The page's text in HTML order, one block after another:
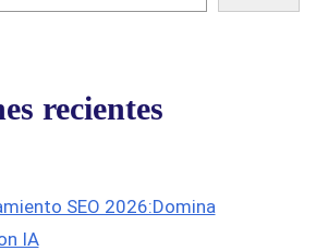
recientes
SEO 2026:Domina
IA